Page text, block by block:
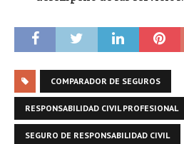
COMPARADOR DE SEGUROS
RESPONSABILIDAD CIVIL PROFESIONAL
SEGURO DE RESPONSABILIDAD CIVIL